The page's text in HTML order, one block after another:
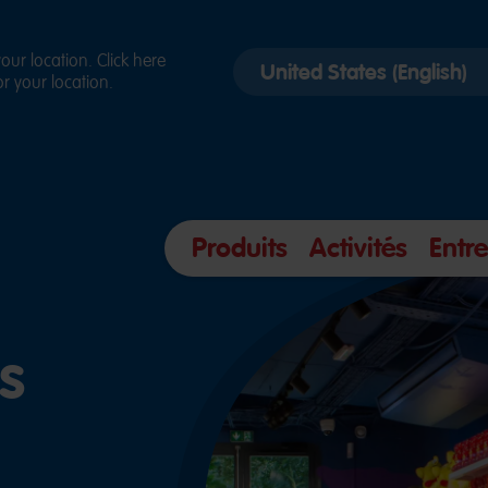
Produits Activités
location. Click here
your location.
country